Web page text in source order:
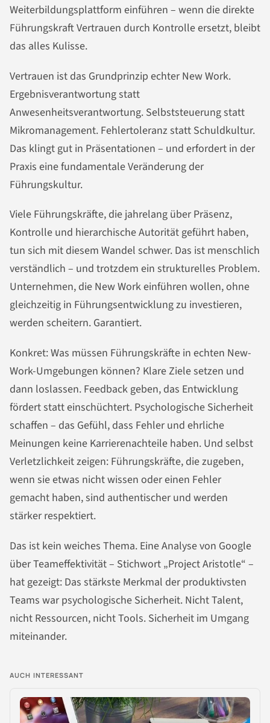
Weiterbildungsplattform einführen – wenn die direkte
Führungskraft Vertrauen durch Kontrolle ersetzt, bleibt
das alles Kulisse.
Vertrauen ist das Grundprinzip echter New Work.
Ergebnisverantwortung statt
Anwesenheitsverantwortung. Selbststeuerung statt
Mikromanagement. Fehlertoleranz statt Schuldkultur.
Das klingt gut in Präsentationen – und erfordert in der
Praxis eine fundamentale Veränderung der
Führungskultur.
Viele Führungskräfte, die jahrelang über Präsenz,
Kontrolle und hierarchische Autorität geführt haben,
tun sich mit diesem Wandel schwer. Das ist menschlich
verständlich – und trotzdem ein strukturelles Problem.
Unternehmen, die New Work einführen wollen, ohne
gleichzeitig in Führungsentwicklung zu investieren,
werden scheitern. Garantiert.
Konkret: Was müssen Führungskräfte in echten New-
Work-Umgebungen können? Klare Ziele setzen und
dann loslassen. Feedback geben, das Entwicklung
fördert statt einschüchtert. Psychologische Sicherheit
schaffen – das Gefühl, dass Fehler und ehrliche
Meinungen keine Karrierenachteile haben. Und selbst
Verletzlichkeit zeigen: Führungskräfte, die zugeben,
wenn sie etwas nicht wissen oder einen Fehler
gemacht haben, sind authentischer und werden
stärker respektiert.
Das ist kein weiches Thema. Eine Analyse von Google
über Teameffektivität – Stichwort „Project Aristotle“ –
hat gezeigt: Das stärkste Merkmal der produktivsten
Teams war psychologische Sicherheit. Nicht Talent,
nicht Ressourcen, nicht Tools. Sicherheit im Umgang
miteinander.
AUCH INTERESSANT